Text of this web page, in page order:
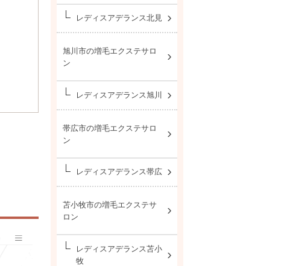
レディスアデランス北見
旭川市の増毛エクステサロ
ン
レディスアデランス旭川
帯広市の増毛エクステサロ
ン
レディスアデランス帯広
苫小牧市の増毛エクステサ
ロン
レディスアデランス苫小
牧